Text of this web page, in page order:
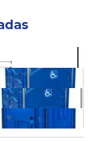
químico
paulo